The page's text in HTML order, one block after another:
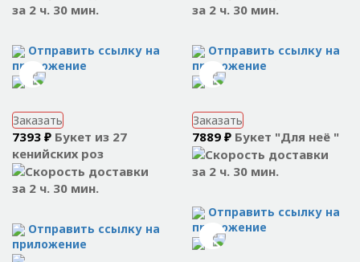
за 2 ч. 30 мин.
Отправить ссылку на
приложение
за 2 ч. 30 мин.
Отправить ссылку на
приложение
Заказать
7393 ₽ Букет из 27
кенийских роз
за 2 ч. 30 мин.
Отправить ссылку на
приложение
Заказать
7889 ₽ Букет "Для неё "
за 2 ч. 30 мин.
Отправить ссылку на
приложение